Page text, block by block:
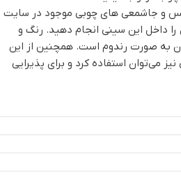
و جاشمعی های چوبی موجود در سایت
داخل این سینی انجام دهید. رنگ و
به صورت رندوم است. همچنین از این
می‌توان استفاده کرد و برای پذیرایی